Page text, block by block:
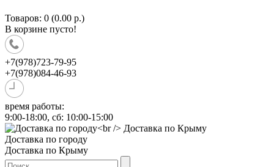
Товаров: 0 (0.00 р.)
В корзине пусто!
+7(978)723-79-95
+7(978)084-46-93
время работы:
9:00-18:00, сб: 10:00-15:00
Доставка по городу
Доставка по Крыму